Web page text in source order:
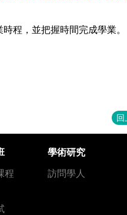
程，並把握時間完成學業。
回
程
學術研究
訪問學人